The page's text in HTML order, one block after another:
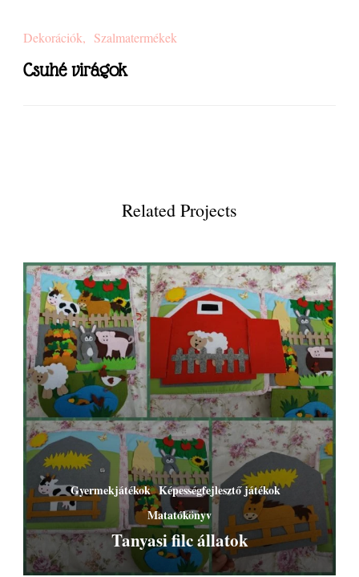
Dekorációk Szalmatermékek
Csuhé virágok
Related Projects
Gyermekjátékok Képességfejlesztő játékok
Matatókönyv
Tanyasi filc állatok